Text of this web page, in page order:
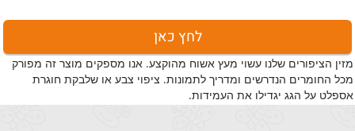
לחץ כאן
מזין הציפורים שלנו עשוי מעץ אשוח מהוקצע. אנו מספקים מוצר זה מפורק
מכל החומרים הנדרשים ומדריך לתמונות. ציפוי צבע או שלבקת חוגרת
אספלט על הגג יגדילו את העמידות.